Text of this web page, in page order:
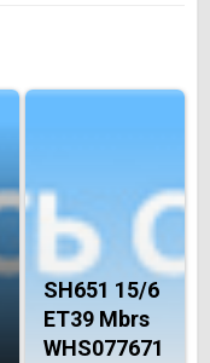
SH651 15/6
ET39 Mbrs
WHS077671